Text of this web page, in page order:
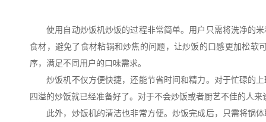
使用自动炒饭机炒饭的过程非常简单。用户只需将洗净的米
食材，避免了食材粘锅和炒焦的问题，让炒饭的口感更加松软
序，满足不同用户的口味需求。
炒饭机不仅方便快捷，还能节省时间和精力。对于忙碌的上
四溢的炒饭就已经准备好了。对于不会炒饭或者厨艺不佳的人
此外，炒饭机的清洁也非常方便。炒饭完成后，只需将锅体